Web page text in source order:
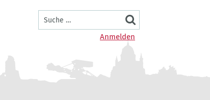
Benutzermenü
Anmelden
Suche